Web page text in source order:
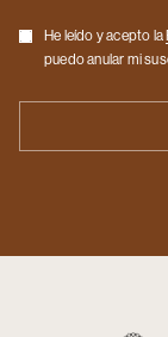
Checkbox
He leído y acepto la
puedo anular mi